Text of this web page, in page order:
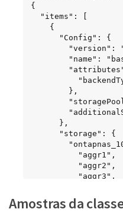
{
      }
Amostras da